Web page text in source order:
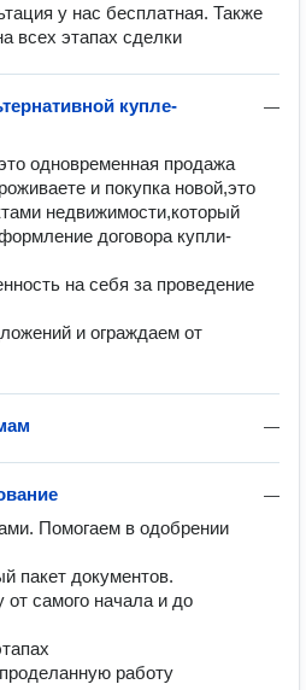
у нас бесплатная. Также
всех этапах сделки
—
купле-
одновременная продажа
и покупка новой,это
недвижимости,который
договора купли-
на себя за проведение
и ограждаем от
—
—
Помогаем в одобрении
пакет документов.
самого начала и до
работу